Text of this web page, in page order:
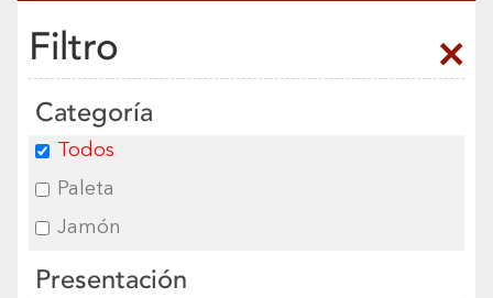
Filtro
Categoría
Todos
Paleta
Jamón
Presentación